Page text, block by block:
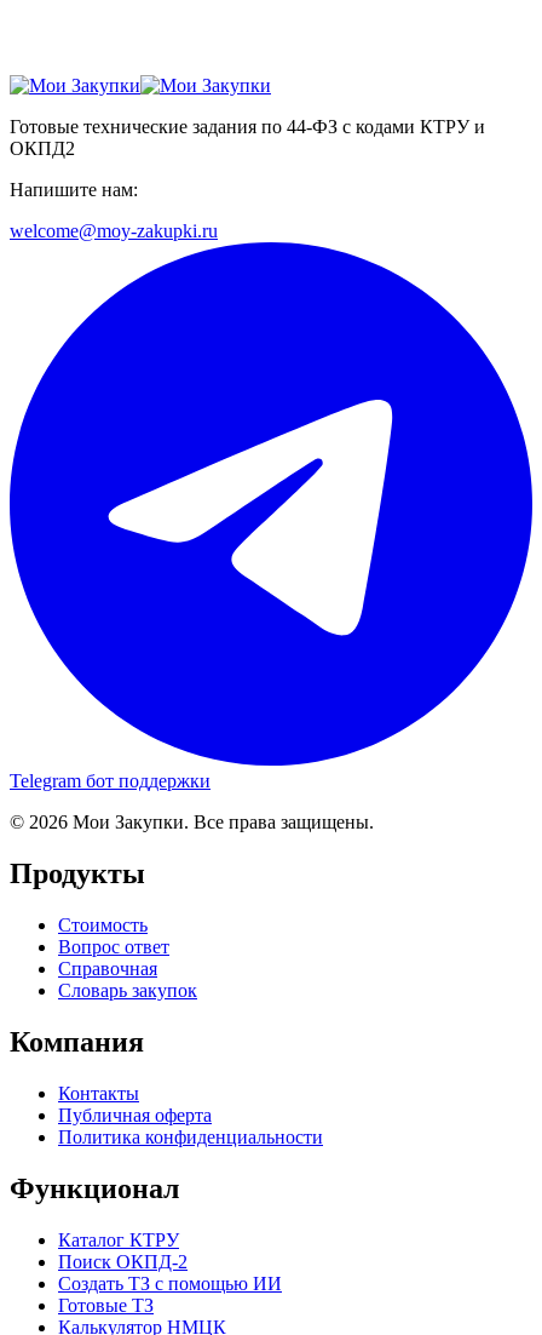
Готовые технические задания по 44-ФЗ с кодами КТРУ и
ОКПД2
Напишите нам:
welcome@moy-zakupki.ru
Telegram бот поддержки
© 2026 Мои Закупки. Все права защищены.
Продукты
Стоимость
Вопрос ответ
Справочная
Словарь закупок
Компания
Контакты
Публичная оферта
Политика конфиденциальности
Функционал
Каталог КТРУ
Поиск ОКПД-2
Создать ТЗ с помощью ИИ
Готовые ТЗ
Калькулятор НМЦК